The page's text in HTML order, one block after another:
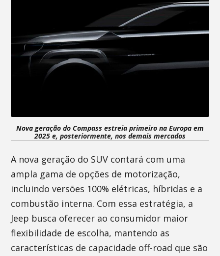
Nova geração do Compass estreia primeiro na Europa em
2025 e, posteriormente, nos demais mercados
A nova geração do SUV contará com uma
ampla gama de opções de motorização,
incluindo versões 100% elétricas, híbridas e a
combustão interna. Com essa estratégia, a
Jeep busca oferecer ao consumidor maior
flexibilidade de escolha, mantendo as
características de capacidade off-road que são